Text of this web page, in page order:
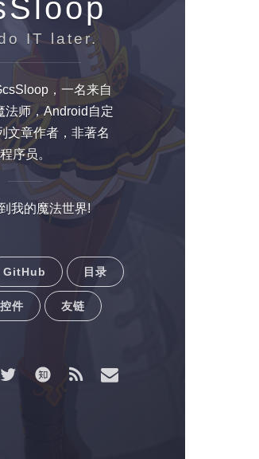
IT later.
，一名来自
法师，Android自定
文章作者，非著名
程序员。
我的魔法世界!
GitHub 目录
件 友链